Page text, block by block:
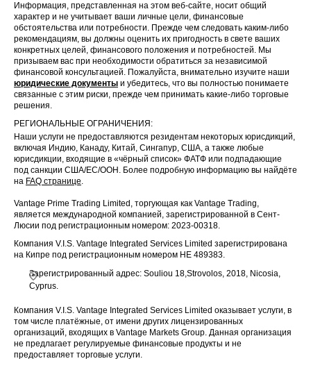
Информация, представленная на этом веб-сайте, носит общий
характер и не учитывает ваши личные цели, финансовые
обстоятельства или потребности. Прежде чем следовать каким-либо
рекомендациям, вы должны оценить их пригодность в свете ваших
конкретных целей, финансового положения и потребностей. Мы
призываем вас при необходимости обратиться за независимой
финансовой консультацией. Пожалуйста, внимательно изучите наши
юридические документы и убедитесь, что вы полностью понимаете
связанные с этим риски, прежде чем принимать какие-либо торговые
решения.
РЕГИОНАЛЬНЫЕ ОГРАНИЧЕНИЯ:
Наши услуги не предоставляются резидентам некоторых юрисдикций,
включая Индию, Канаду, Китай, Сингапур, США, а также любые
юрисдикции, входящие в «чёрный список» ФАТФ или подпадающие
под санкции США/ЕС/ООН. Более подробную информацию вы найдёте
на FAQ странице.
Vantage Prime Trading Limited, торгующая как Vantage Trading,
является международной компанией, зарегистрированной в Сент-
Люсии под регистрационным номером: 2023-00318.
Компания V.I.S. Vantage Integrated Services Limited зарегистрирована
на Кипре под регистрационным номером HE 489383.
Зарегистрированный адрес: Souliou 18,Strovolos, 2018, Nicosia,
Cyprus.
Компания V.I.S. Vantage Integrated Services Limited оказывает услуги, в
том числе платёжные, от имени других лицензированных
организаций, входящих в Vantage Markets Group. Данная организация
не предлагает регулируемые финансовые продукты и не
предоставляет торговые услуги.